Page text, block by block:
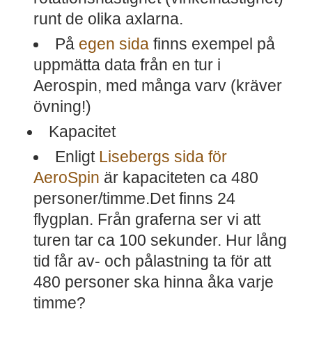
runt de olika axlarna.
På egen sidafinns exempel på
uppmätta data från en tur i
Aerospin, med många varv (kräver
övning!)
Kapacitet
EnligtLisebergs sida för
AeroSpin är kapaciteten ca 480
personer/timme.Det finns 24
flygplan. Från graferna ser vi att
turen tar ca 100 sekunder. Hur lång
tid får av- och pålastning ta för att
480 personer ska hinna åka varje
timme?